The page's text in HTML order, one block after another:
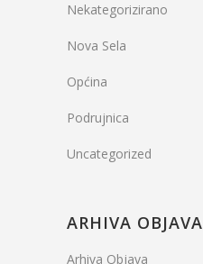
Nekategorizirano
Nova Sela
Općina
Podrujnica
Uncategorized
ARHIVA OBJAVA
Arhiva Objava